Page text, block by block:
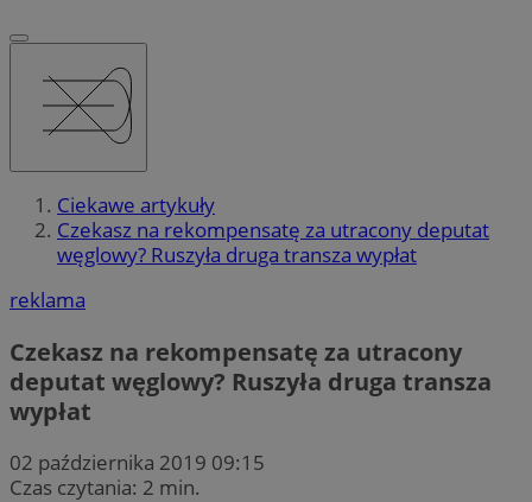
Ciekawe artykuły
Czekasz na rekompensatę za utracony deputat
węglowy? Ruszyła druga transza wypłat
reklama
Czekasz na rekompensatę za utracony
deputat węglowy? Ruszyła druga transza
wypłat
02 października 2019 09:15
Czas czytania: 2 min.